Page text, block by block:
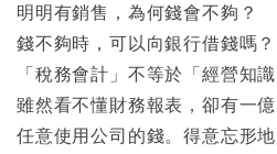
明明有銷售，為何錢會不夠？
錢不夠時，可以向銀行借錢嗎？
「稅務會計」不等於「經營知識
雖然看不懂財務報表，卻有一
任意使用公司的錢。得意忘形地